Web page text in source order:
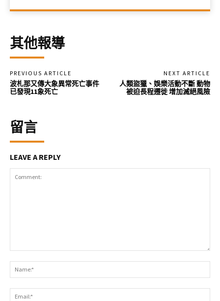
其他報導
PREVIOUS ARTICLE
波札那又傳大象異常死亡事件
已發現11象死亡
NEXT ARTICLE
人類盜獵、娛樂活動不斷 動物
被迫長程遷徙 增加滅絕風險
留言
LEAVE A REPLY